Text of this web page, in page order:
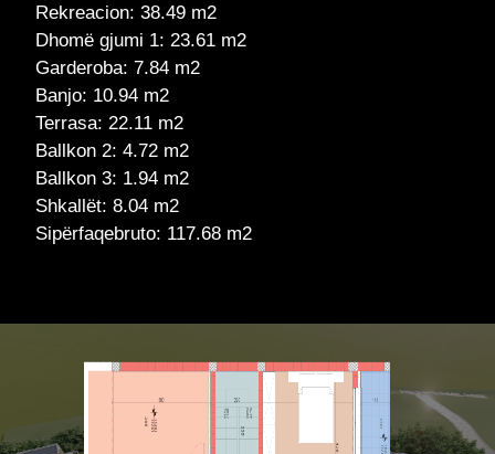
Rekreacion: 38.49 m2
Dhomë gjumi 1: 23.61 m2
Garderoba: 7.84 m2
Banjo: 10.94 m2
Terrasa: 22.11 m2
Ballkon 2: 4.72 m2
Ballkon 3: 1.94 m2
Shkallët: 8.04 m2
Sipërfaqebruto: 117.68 m2